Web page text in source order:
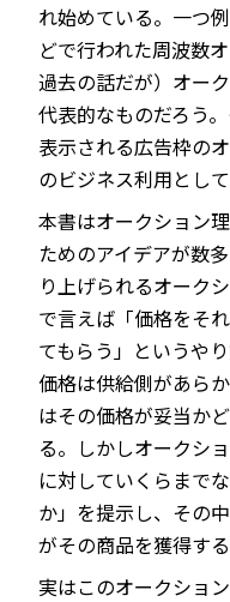
れ始めている。一つ
どで行われた周波数
過去の話だが）オー
代表的なものだろう
表示される広告枠の
のビジネス利用として
本書はオークション
ためのアイデアが数
り上げられるオーク
で言えば「価格をそ
てもらう」というや
価格は供給側があら
はその価格が妥当か
る。しかしオークシ
に対していくらまで
か」を提示し、その
がその商品を獲得す
実はこのオークショ